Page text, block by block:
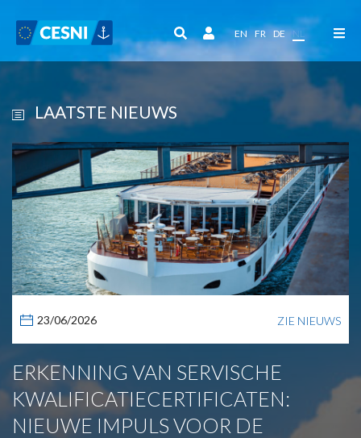
EN FR DE NL
LAATSTE NIEUWS
23/06/2026 ZIE NIEUWS
ERKENNING VAN SERVISCHE
KWALIFICATIECERTIFICATEN:
NIEUWE IMPULS VOOR DE